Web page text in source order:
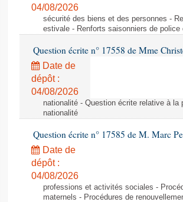
Questions écrites et orales
Comptes rendus des débats
04/08/2026
sécurité des biens et des personnes -
estivale - Renforts saisonniers de
Question écrite n° 17558 de Mme
Date de
dépôt :
04/08/2026
nationalité - Question écrite relative à
nationalité
Question écrite n° 17585 de M. Marc
Date de
dépôt :
04/08/2026
professions et activités sociales -
maternels - Procédures de